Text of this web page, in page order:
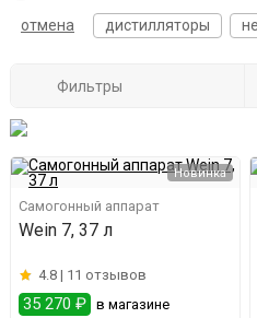
отмена
дистилляторы
Фильтры
Новинка
Самогонный аппарат
Wein 7, 37 л
4.8 | 11 отзывов
35 270 ₽ в магазине